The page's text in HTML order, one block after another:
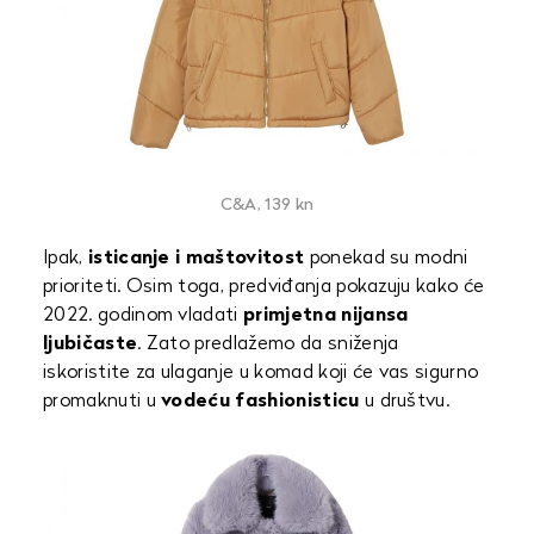
C&A, 139 kn
Ipak, isticanje i maštovitost ponekad su modni
prioriteti. Osim toga, predviđanja pokazuju kako će
2022. godinom vladati primjetna nijansa
ljubičaste. Zato predlažemo da sniženja
iskoristite za ulaganje u komad koji će vas sigurno
promaknuti uvodeću fashionisticu u društvu.